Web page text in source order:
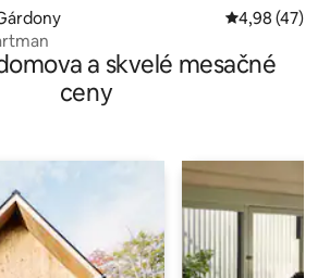
Priemerné
4,98 (47)
a skvelé mesačné
ceny